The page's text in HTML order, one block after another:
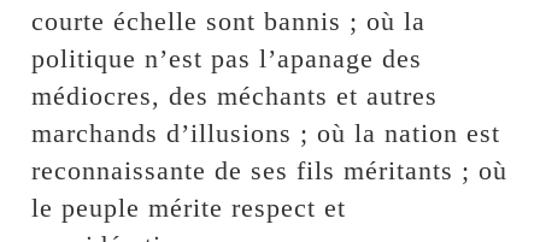
courte échelle sont bannis ; où la
politique n’est pas l’apanage des
médiocres, des méchants et autres
marchands d’illusions ; où la nation est
reconnaissante de ses fils méritants ; où
le peuple mérite respect et